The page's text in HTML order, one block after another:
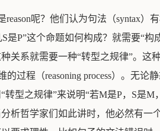
呢？他们认为句法（syntax）
是P”这个命题如何构成？就需要“
关系就需要一种“转型之规律”。
的过程（reasoning process）。无
型之规律”来说明“若M是P，S是
析哲学家们如此讲时，他必然有